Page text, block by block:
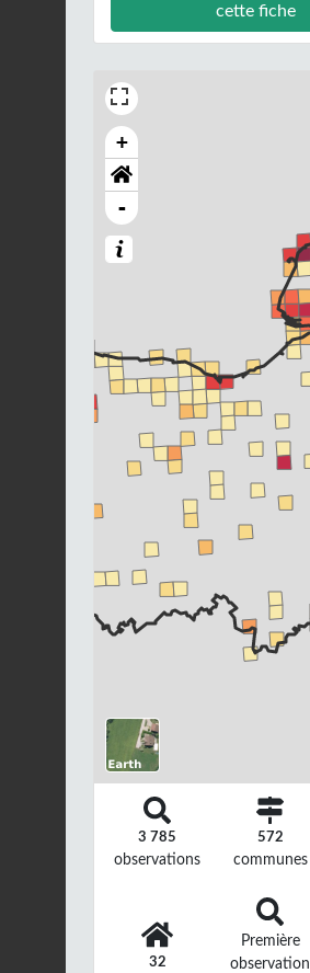
cette fiche
+
-
3 785
observations
572
communes
32
Première
observation